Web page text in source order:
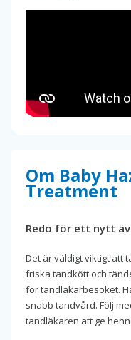
Om Baby
Treatment
Redo för ett nytt
Det är väldigt viktigt att
friska tandkött och
för tandläkarbesöket.
snabb tandvård. Följ
tandläkaren att ge